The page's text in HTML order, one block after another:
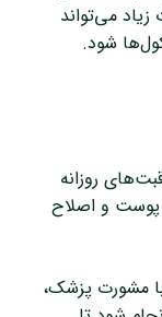
زیاد می‌تواند
شود.
روزانه
و اصلاح
با مشورت پزشک،